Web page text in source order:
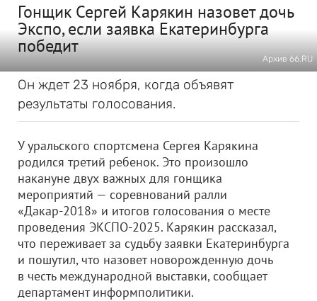
Гонщик Сергей Карякин назовет дочь
Экспо, если заявка Екатеринбурга
победит
Архив 66.RU
Он ждет 23 ноября, когда объявят
результаты голосования.
У уральского спортсмена Сергея Карякина
родился третий ребенок. Это произошло
накануне двух важных для гонщика
мероприятий — соревнований ралли
«Дакар-2018» и итогов голосования о месте
проведения ЭКСПО-2025. Карякин рассказал,
что переживает за судьбу заявки Екатеринбурга
и пошутил, что назовет новорожденную дочь
в честь международной выставки, сообщает
департамент информполитики.